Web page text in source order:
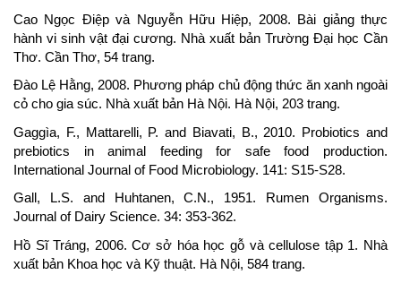
Cao Ngọc Điệp và Nguyễn Hữu Hiệp, 2008. Bài giảng thực
hành vi sinh vật đại cương. Nhà xuất bản Trường Đại học Cần
Thơ. Cần Thơ, 54 trang.
Đào Lệ Hằng, 2008. Phương pháp chủ động thức ăn xanh ngoài
cỏ cho gia súc. Nhà xuất bản Hà Nội. Hà Nội, 203 trang.
Gaggìa, F., Mattarelli, P. and Biavati, B., 2010. Probiotics and
prebiotics in animal feeding for safe food production.
International Journal of Food Microbiology. 141: S15-S28.
Gall, L.S. and Huhtanen, C.N., 1951. Rumen Organisms.
Journal of Dairy Science. 34: 353-362.
Hồ Sĩ Tráng, 2006. Cơ sở hóa học gỗ và cellulose tập 1. Nhà
xuất bản Khoa học và Kỹ thuật. Hà Nội, 584 trang.